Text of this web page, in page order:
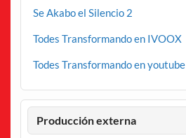
Se Akabo el Silencio 2
Todes Transformando en IVOOX
Todes Transformando en youtube
Producción externa